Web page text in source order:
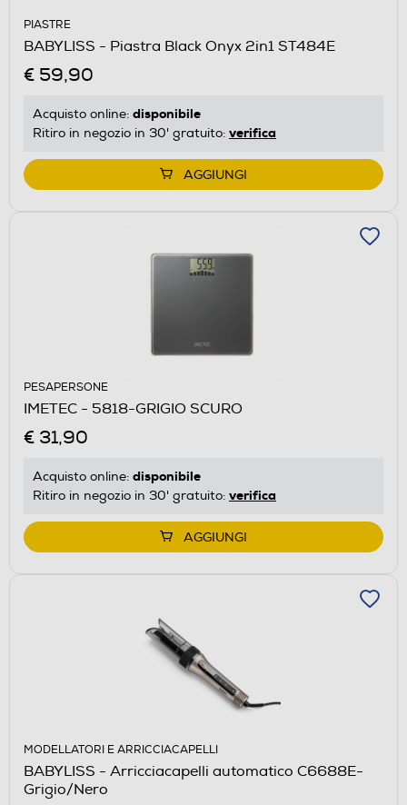
PIASTRE
BABYLISS - Piastra Black Onyx 2in1 ST484E
€ 59,90
Acquisto online: disponibile
Ritiro in negozio in 30' gratuito: verifica
AGGIUNGI
PESAPERSONE
IMETEC - 5818-GRIGIO SCURO
€ 31,90
Acquisto online: disponibile
Ritiro in negozio in 30' gratuito: verifica
AGGIUNGI
MODELLATORI E ARRICCIACAPELLI
BABYLISS - Arricciacapelli automatico C6688E-
Grigio/Nero